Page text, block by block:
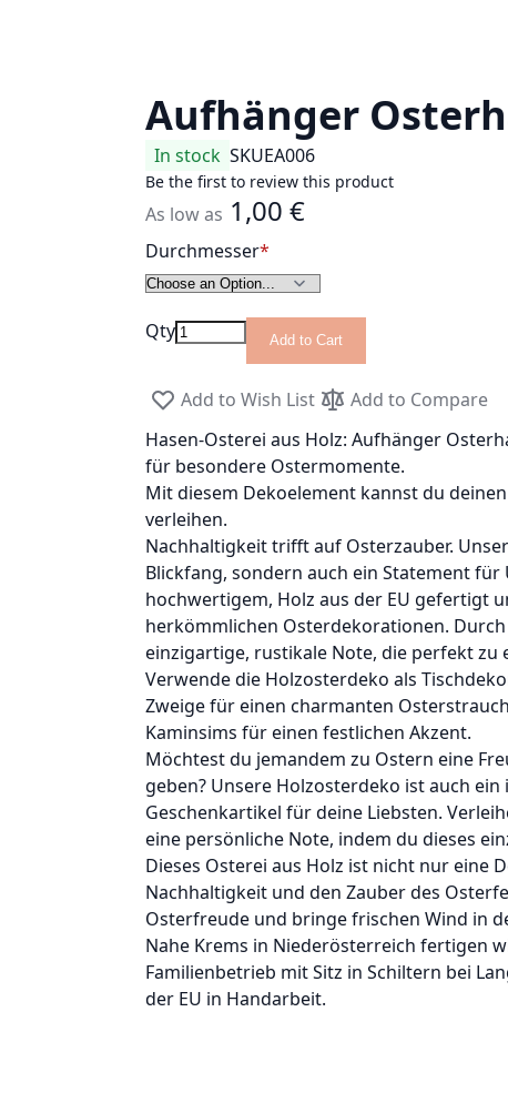
Aufhänger
In stock SKUEA006
Be the first to review this product
As low as 1,00 €
Durchmesser
Qty Add to Cart
Add to Wish List
Add to Compare
Hasen-Osterei aus Holz: Aufhänger
für besondere Ostermomente.
Mit diesem Dekoelement kannst du
verleihen.
Nachhaltigkeit trifft auf Osterzauber.
Blickfang, sondern auch ein Statement für
hochwertigem, Holz aus der EU gefertigt
herkömmlichen Osterdekorationen.
einzigartige, rustikale Note, die perfekt
Verwende die Holzosterdeko als
Zweige für einen charmanten
Kaminsims für einen festlichen Akzent.
Möchtest du jemandem zu Ostern eine
geben? Unsere Holzosterdeko ist auch
Geschenkartikel für deine Liebsten.
eine persönliche Note, indem du dieses
Dieses Osterei aus Holz ist nicht nur eine
Nachhaltigkeit und den Zauber des
Osterfreude und bringe frischen Wind in
Nahe Krems in Niederösterreich fertigen
Familienbetrieb mit Sitz in Schiltern bei
der EU in Handarbeit.